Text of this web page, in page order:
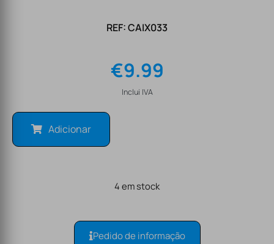
REF: CAIX033
€9.99
Inclui IVA
Adicionar
4 em stock
Pedido de informação